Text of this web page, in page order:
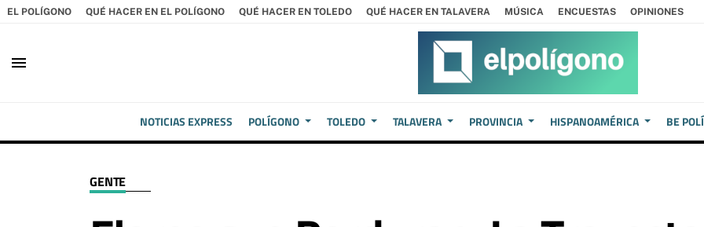
EL POLÍGONO QUÉ HACER EN EL POLÍGONO QUÉ HACER EN TOLEDO QUÉ HACER EN TALAVERA MÚSICA ENCUESTAS OPINIONES
menu
NOTICIAS EXPRESS POLÍGONO TOLEDO TALAVERA PROVINCIA HISPANOAMÉRICA BE
GENTE